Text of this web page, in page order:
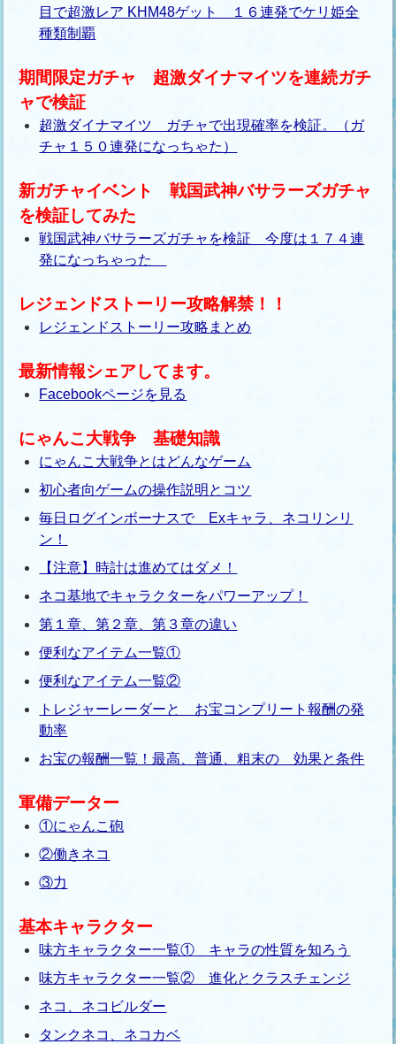
目で超激レア KHM48ゲット １６連発でケリ姫全
種類制覇
期間限定ガチャ 超激ダイナマイツを連続ガチ
ャで検証
超激ダイナマイツ ガチャで出現確率を検証。（ガ
チャ１５０連発になっちゃた）
新ガチャイベント 戦国武神バサラーズガチャ
を検証してみた
戦国武神バサラーズガチャを検証 今度は１７４連
発になっちゃった
レジェンドストーリー攻略解禁！！
レジェンドストーリー攻略まとめ
最新情報シェアしてます。
Facebookページを見る
にゃんこ大戦争 基礎知識
にゃんこ大戦争とはどんなゲーム
初心者向ゲームの操作説明とコツ
毎日ログインボーナスで Exキャラ、ネコリンリ
ン！
【注意】時計は進めてはダメ！
ネコ基地でキャラクターをパワーアップ！
第１章、第２章、第３章の違い
便利なアイテム一覧①
便利なアイテム一覧②
トレジャーレーダーと お宝コンプリート報酬の発
動率
お宝の報酬一覧！最高、普通、粗末の 効果と条件
軍備データー
①にゃんこ砲
②働きネコ
③力
基本キャラクター
味方キャラクター一覧① キャラの性質を知ろう
味方キャラクター一覧② 進化とクラスチェンジ
ネコ、ネコビルダー
タンクネコ、ネコカベ